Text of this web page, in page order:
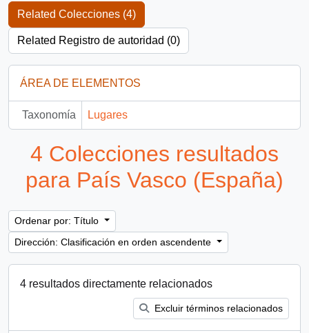
Related Colecciones (4)
Related Registro de autoridad (0)
ÁREA DE ELEMENTOS
Taxonomía Lugares
4 Colecciones resultados
para País Vasco (España)
Ordenar por: Título
Dirección: Clasificación en orden ascendente
4 resultados directamente relacionados
Excluir términos relacionados